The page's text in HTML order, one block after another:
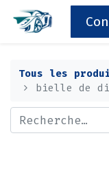
Tous les
bielle de